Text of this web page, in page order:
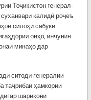
Тоҷикистон генерал-
калидӣ роҷеъ
силоҳи сабуки
онҳо, инчунин
минаҳо дар
ситоди генералии
таҷрибаи ҳамкории
шарикони